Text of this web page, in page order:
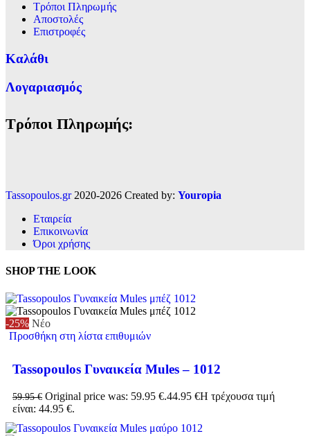
Τρόποι Πληρωμής
Αποστολές
Επιστροφές
Καλάθι
Λογαριασμός
Τρόποι Πληρωμής:
Tassopoulos.gr2020-2026 Created by: Youropia
Εταιρεία
Επικοινωνία
Όροι χρήσης
SHOP THE LOOK
-25% Νέο
Προσθήκη στη λίστα επιθυμιών
Tassopoulos Γυναικεία Mules – 1012
59.95€ Original price was: 59.95 €.44.95 €Η τρέχουσα τιμή
είναι: 44.95 €.